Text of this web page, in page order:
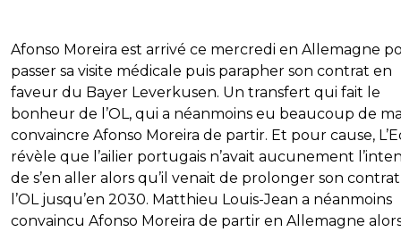
Afonso Moreira est arrivé ce mercredi en Allemagne
passer sa visite médicale puis parapher son contrat en
faveur du Bayer Leverkusen. Un transfert qui fait le
bonheur de l’OL, qui a néanmoins eu beaucoup de
convaincre Afonso Moreira de partir. Et pour cause,
révèle que l’ailier portugais n’avait aucunement
de s’en aller alors qu’il venait de prolonger son
l’OL jusqu’en 2030. Matthieu Louis-Jean a néanmoins
convaincu Afonso Moreira de partir en Allemagne